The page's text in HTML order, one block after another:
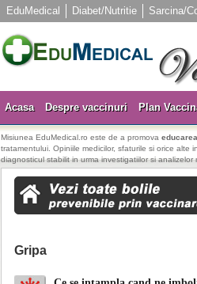
EduMedical Diabet/Nutritie Sarcina/
Acasa Despre vaccinuri Plan
Misiunea EduMedical.ro este de a promova educarea
tratamentului. Opiniile medicilor, sfaturile si orice
diagnosticul stabilit in urma investigatiilor si analizelor
Gripa